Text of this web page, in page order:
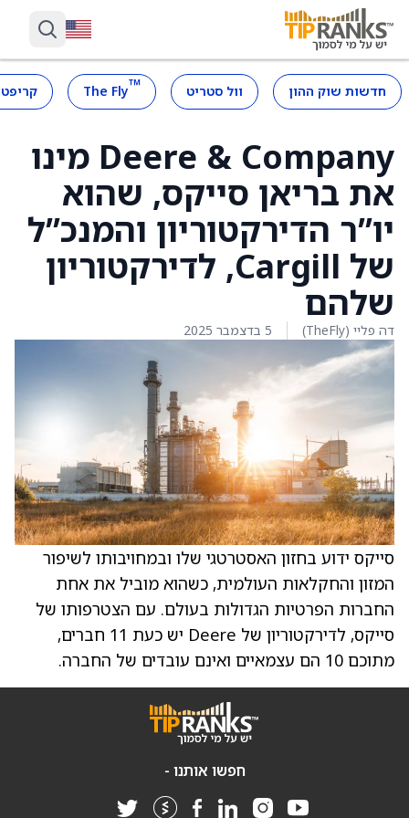
חדשות שוק ההון וול סטריט ™
The Fly
Deere & Company מינו
את בריאן סייקס, שהוא
יו”ר הדירקטוריון והמנכ”ל
של Cargill, לדירקטוריון
שלהם
דה פליי (TheFly) 5 בדצמבר 2025
סייקס ידוע בחזון האסטרטגי שלו ובמחויבותו לשיפור
המזון והחקלאות העולמית, כשהוא מוביל את אחת
החברות הפרטיות הגדולות בעולם. עם הצטרפותו של
סייקס, לדירקטוריון של Deere יש כעת 11 חברים,
מתוכם 10 הם עצמאיים ואינם עובדים של החברה.
חפשו אותנו -